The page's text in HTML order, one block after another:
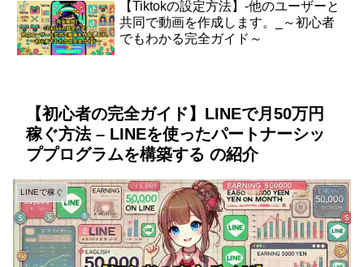
【Tiktokの設定方法】-他のユーザーと
共同で動画を作成します。_～初心者
でもわかる完全ガイド～
【初心者の完全ガイド】LINEで月50万円
稼ぐ方法 – LINEを使ったパートナーシッ
ププログラムを構築する の紹介
LINEで稼ぐ